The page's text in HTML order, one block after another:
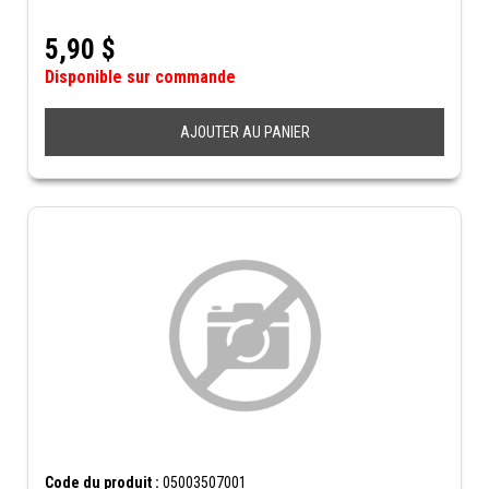
5,90 $
Disponible sur commande
AJOUTER AU PANIER
Code du produit : 05003507001